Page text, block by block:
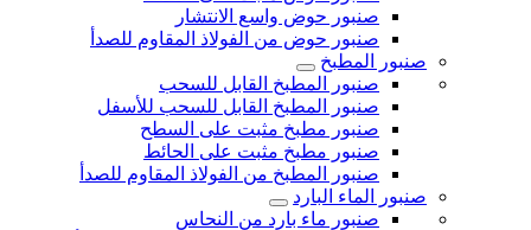
صنبور حوض واسع الانتشار
صنبور حوض من الفولاذ المقاوم للصدأ
صنبور المطبخ
صنبور المطبخ القابل للسحب
صنبور المطبخ القابل للسحب للأسفل
صنبور مطبخ مثبت على السطح
صنبور مطبخ مثبت على الحائط
صنبور المطبخ من الفولاذ المقاوم للصدأ
صنبور الماء البارد
صنبور ماء بارد من النحاس